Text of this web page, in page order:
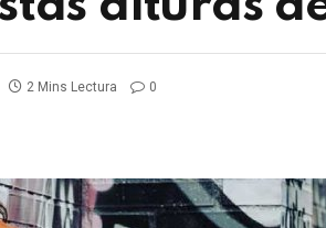
2 Mins Lectura 0